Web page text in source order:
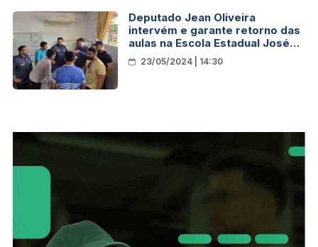
Deputado Jean Oliveira
intervém e garante retorno das
aulas na Escola Estadual José
Rosales em Nova Estrela
23/05/2024 | 14:30